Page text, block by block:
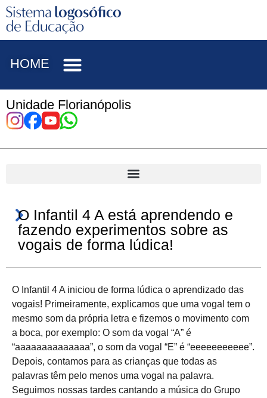
HOME
Unidade Florianópolis
O Infantil 4 A está aprendendo e
fazendo experimentos sobre as
vogais de forma lúdica!
O Infantil 4 A iniciou de forma lúdica o aprendizado das
vogais! Primeiramente, explicamos que uma vogal tem o
mesmo som da própria letra e fizemos o movimento com
a boca, por exemplo: O som da vogal “A” é
“aaaaaaaaaaaaaa”, o som da vogal “E” é “eeeeeeeeeee”.
Depois, contamos para as crianças que todas as
palavras têm pelo menos uma vogal na palavra.
Seguimos nossas tardes cantando a música do Grupo